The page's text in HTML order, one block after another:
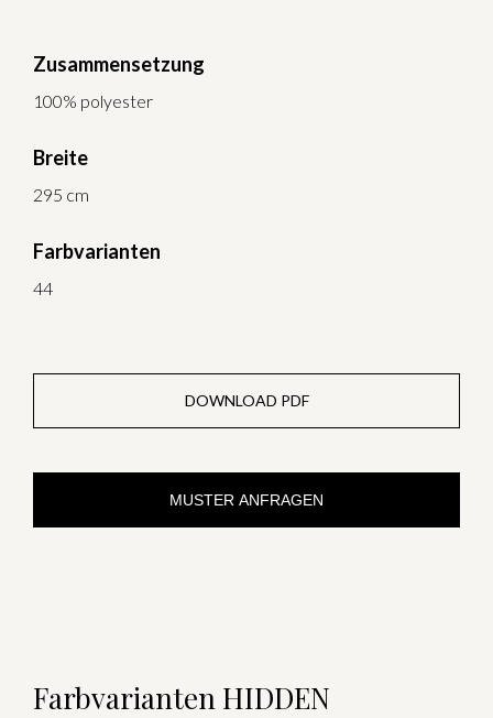
Zusammensetzung
100% polyester
Breite
295 cm
Farbvarianten
44
DOWNLOAD PDF
MUSTER ANFRAGEN
Farbvarianten HIDDEN